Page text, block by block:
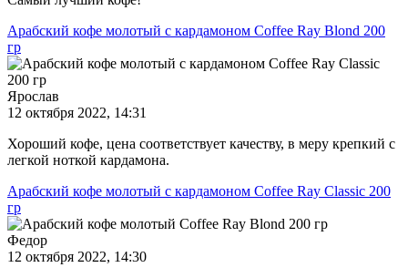
Арабский кофе молотый с кардамоном Coffee Ray Blond 200
гр
Ярослав
12 октября 2022, 14:31
Хороший кофе, цена соответствует качеству, в меру крепкий с
легкой ноткой кардамона.
Арабский кофе молотый с кардамоном Coffee Ray Classic 200
гр
Федор
12 октября 2022, 14:30